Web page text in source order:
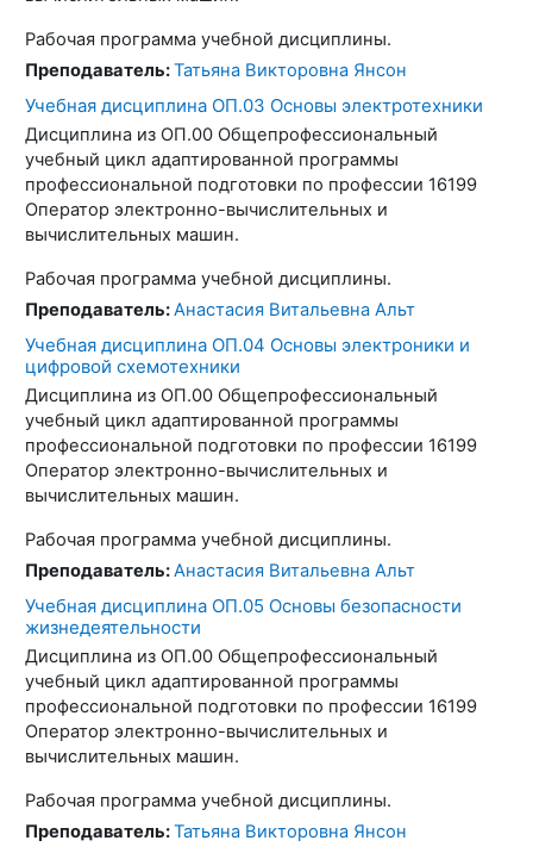
Рабочая программа учебной дисциплины.
Преподаватель:Татьяна Викторовна Янсон
Учебная дисциплина ОП.03 Основы электротехники
Дисциплина из ОП.00 Общепрофессиональный
учебный цикл адаптированной программы
профессиональной подготовки по профессии 16199
Оператор электронно-вычислительных и
вычислительных машин.
Рабочая программа учебной дисциплины.
Преподаватель:Анастасия Витальевна Альт
Учебная дисциплина ОП.04 Основы электроники и
цифровой схемотехники
Дисциплина из ОП.00 Общепрофессиональный
учебный цикл адаптированной программы
профессиональной подготовки по профессии 16199
Оператор электронно-вычислительных и
вычислительных машин.
Рабочая программа учебной дисциплины.
Преподаватель:Анастасия Витальевна Альт
Учебная дисциплина ОП.05 Основы безопасности
жизнедеятельности
Дисциплина из ОП.00 Общепрофессиональный
учебный цикл адаптированной программы
профессиональной подготовки по профессии 16199
Оператор электронно-вычислительных и
вычислительных машин.
Рабочая программа учебной дисциплины.
Преподаватель:Татьяна Викторовна Янсон